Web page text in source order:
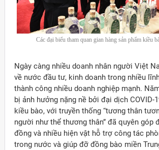
Các đại biểu tham quan gian hàng sản phẩm kiều
Ngày càng nhiều doanh nhân người Việt
về nước đầu tư, kinh doanh trong nhiều
thành công nhiều doanh nghiệp mạnh.
bị ảnh hưởng nặng nề bởi đại dịch COVID-
kiều bào, với truyền thống “tương thân
người như thể thương thân” đã quyên góp
đồng và nhiều hiện vật hỗ trợ công tác
trong nước và giúp đỡ đồng bào miền